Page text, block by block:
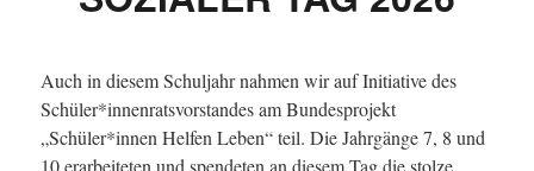
Auch in diesem Schuljahr nahmen wir auf Initiative des
Schüler*innenratsvorstandes am Bundesprojekt
„Schüler*innen Helfen Leben“ teil. Die Jahrgänge 7, 8 und
10 erarbeiteten und spendeten an diesem Tag die stolze